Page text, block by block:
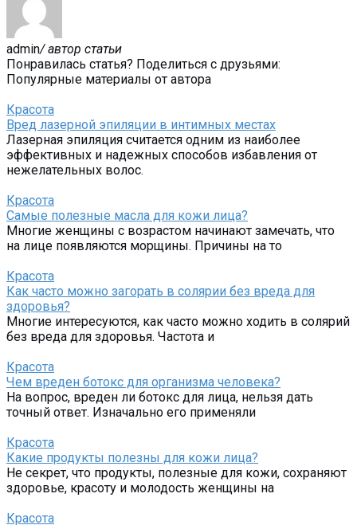
admin/ автор статьи
Понравилась статья? Поделиться с друзьями:
Популярные материалы от автора
Красота
Вред лазерной эпиляции в интимных местах
Лазерная эпиляция считается одним из наиболее
эффективных и надежных способов избавления от
нежелательных волос.
Красота
Самые полезные масла для кожи лица?
Многие женщины с возрастом начинают замечать, что
на лице появляются морщины. Причины на то
Красота
Как часто можно загорать в солярии без вреда для
здоровья?
Многие интересуются, как часто можно ходить в солярий
без вреда для здоровья. Частота и
Красота
Чем вреден ботокс для организма человека?
На вопрос, вреден ли ботокс для лица, нельзя дать
точный ответ. Изначально его применяли
Красота
Какие продукты полезны для кожи лица?
Не секрет, что продукты, полезные для кожи, сохраняют
здоровье, красоту и молодость женщины на
Красота